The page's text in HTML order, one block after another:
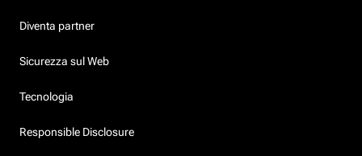
Diventa partner
Sicurezza sul Web
Tecnologia
Responsible Disclosure